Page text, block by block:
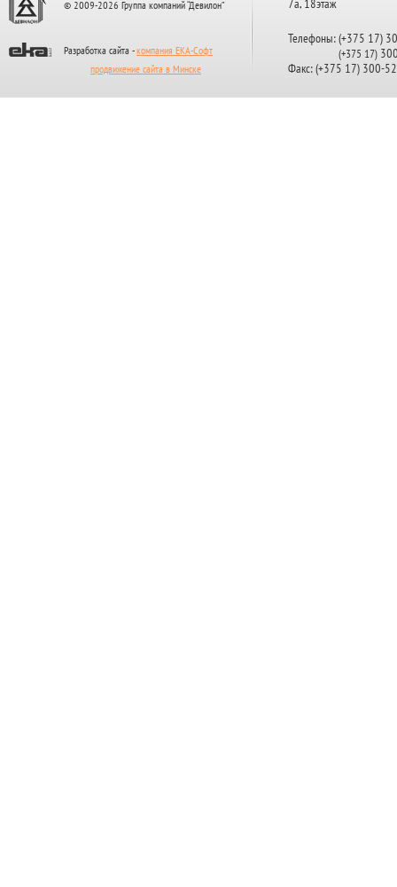
© 2009-2026 Группа компаний “Девилон”
Разработка сайта - компания ЕКА-Софт
продвижение сайта в Минске
7а, 18этаж
Телефоны: (+375 17)
(+375 17)
Факс: (+375 17) 300-